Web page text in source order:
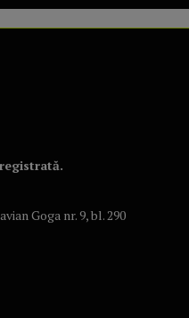
Goga nr. 9, bl. 290